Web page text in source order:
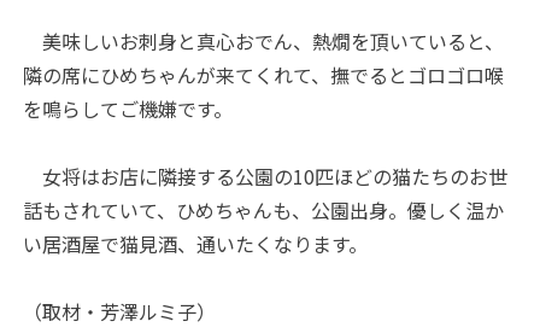
美味しいお刺身と真心おでん、熱燗を頂いていると、
隣の席にひめちゃんが来てくれて、撫でるとゴロゴロ喉
を鳴らしてご機嫌です。
女将はお店に隣接する公園の10匹ほどの猫たちのお世
話もされていて、ひめちゃんも、公園出身。優しく温か
い居酒屋で猫見酒、通いたくなります。
（取材・芳澤ルミ子）